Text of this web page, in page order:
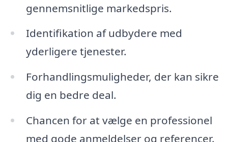
gennemsnitlige markedspris.
Identifikation af udbydere med
yderligere tjenester.
Forhandlingsmuligheder, der kan sikre
dig en bedre deal.
Chancen for at vælge en professionel
med gode anmeldelser og referencer.